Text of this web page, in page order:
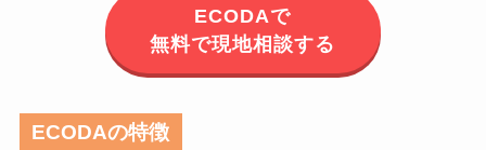
ECODAで
無料で現地相談する
ECODAの特徴